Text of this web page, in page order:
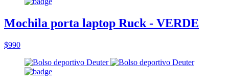
Mochila porta laptop Ruck - VERDE
$990